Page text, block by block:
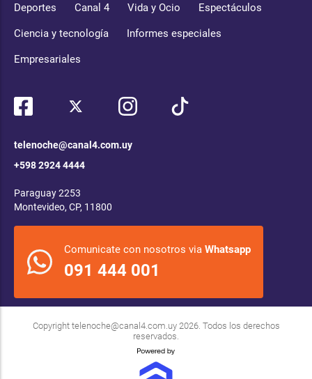
Deportes Canal 4 Vida y Ocio Espectáculos
Ciencia y tecnología Informes especiales
Empresariales
telenoche@canal4.com.uy
+598 2924 4444
Paraguay 2253
Montevideo, CP, 11800
Comunicate con nosotros via Whatsapp
091 444 001
Copyright telenoche@canal4.com.uy2026. Todos los derechos
reservados.